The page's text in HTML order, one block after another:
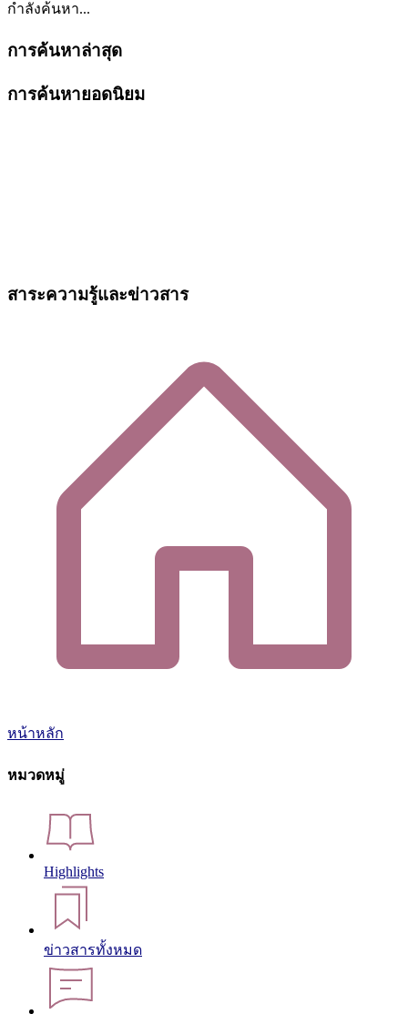
กำลังค้นหา...
การค้นหาล่าสุด
การค้นหายอดนิยม
สาระความรู้และข่าวสาร
หน้าหลัก
หมวดหมู่
Highlights
ข่าวสารทั้งหมด